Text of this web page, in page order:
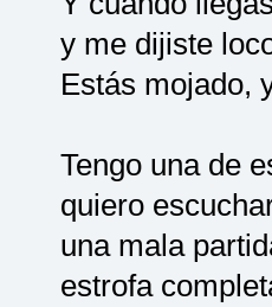
y me dijiste
Estás mojado,
Tengo una de
quiero
una mala
estrofa